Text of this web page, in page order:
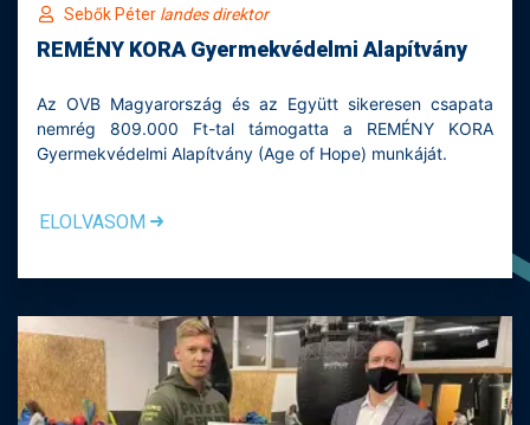
Sebők Péter landes direktor
REMÉNY KORA Gyermekvédelmi Alapítvány
Az OVB Magyarország és az Együtt sikeresen csapata
nemrég 809.000 Ft-tal támogatta a REMÉNY KORA
Gyermekvédelmi Alapítvány (Age of Hope) munkáját.
ELOLVASOM